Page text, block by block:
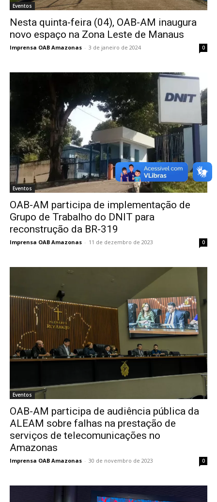
Eventos
Nesta quinta-feira (04), OAB-AM inaugura
novo espaço na Zona Leste de Manaus
Imprensa OAB Amazonas - 3 de janeiro de 2024 0
Eventos
OAB-AM participa de implementação de
Grupo de Trabalho do DNIT para
reconstrução da BR-319
Imprensa OAB Amazonas - 11 de dezembro de 2023 0
Eventos
OAB-AM participa de audiência pública da
ALEAM sobre falhas na prestação de
serviços de telecomunicações no
Amazonas
Imprensa OAB Amazonas - 30 de novembro de 2023 0